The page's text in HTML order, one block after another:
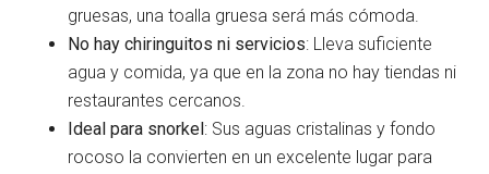
gruesas, una toalla gruesa será más cómoda.
No hay chiringuitos ni servicios: Lleva suficiente
agua y comida, ya que en la zona no hay tiendas ni
restaurantes cercanos.
Ideal para snorkel: Sus aguas cristalinas y fondo
rocoso la convierten en un excelente lugar para